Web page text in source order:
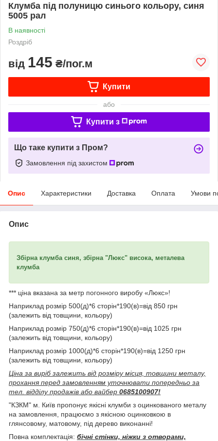
Клумба під полуницю синього кольору, синя
5005 рал
В наявності
Роздріб
від 145 ₴/пог.м
Купити
або
Купити з
Що таке купити з Пром?
Замовлення під захистом
Опис Характеристики Доставка Оплата Умови
Опис
Збірна клумба синя, збірна "Люкс" висока, металева
клумба
*** ціна вказана за метр погонного виробу «Люкс»!
Наприклад розмір 500(д)*6 сторін*190(в)=від 850 грн
(залежить від товщини, кольору)
Наприклад розмір 750(д)*6 сторін*190(в)=від 1025 грн
(залежить від товщини, кольору)
Наприклад розмір 1000(д)*6 сторін*190(в)=від 1250 грн
(залежить від товщини, кольору)
Ціна за виріб залежить від розміру місця, товщини металу,
прохання перед замовленням уточнювати попередньо за
тел. відділу продажів або вайбер 0685100907!
"КЗКМ" м. Київ пропонує якісні клумби з оцинкованого металу
на замовлення, працюємо з якісною оцинковкою в
глянсовому, матовому, під дерево виконанні!
Повна комплектація: бічні стінки, ніжки з отворами,